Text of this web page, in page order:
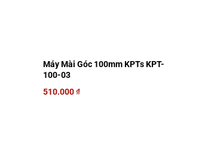
Máy Mài Góc 100mm KPTs KPT-
100-03
510.000₫